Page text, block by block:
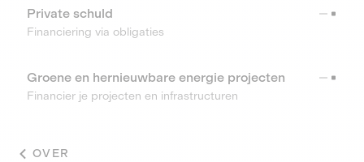
Private schuld
Financiering via obligaties
Groene en hernieuwbare energie projecten
Financier je projecten en infrastructuren
OVER